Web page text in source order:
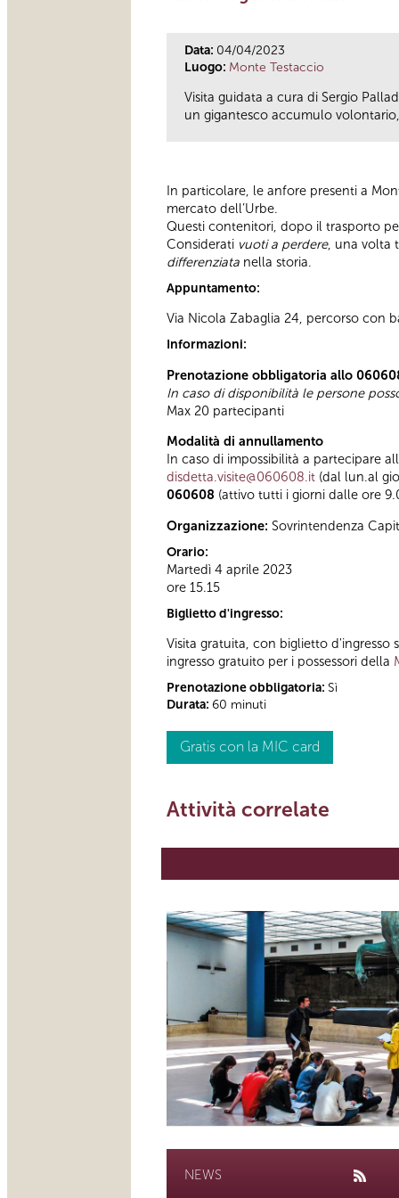
Data: 04/04/2023
Luogo: Monte Testaccio
Visita guidata a cura di Sergio
un gigantesco accumulo
In particolare, le anfore presenti a
mercato dell’Urbe.
Questi contenitori, dopo il trasporto
Considerati vuoti a perdere, una volta
differenziata nella storia.
Appuntamento:
Via Nicola Zabaglia 24, percorso con
Informazioni:
Prenotazione obbligatoria allo
In caso di disponibilità le persone
Max 20 partecipanti
Modalità di annullamento
In caso di impossibilità a partecipare
disdetta.visite@060608.it (dal lun.al
060608 (attivo tutti i giorni dalle ore
Organizzazione: Sovrintendenza
Orario:
Martedì 4 aprile 2023
ore 15.15
Biglietto d'ingresso:
Visita gratuita, con biglietto d'ingresso
ingresso gratuito per i possessori della
Prenotazione obbligatoria: Sì
Durata: 60 minuti
Gratis con la MIC card
Attività correlate
NEWS